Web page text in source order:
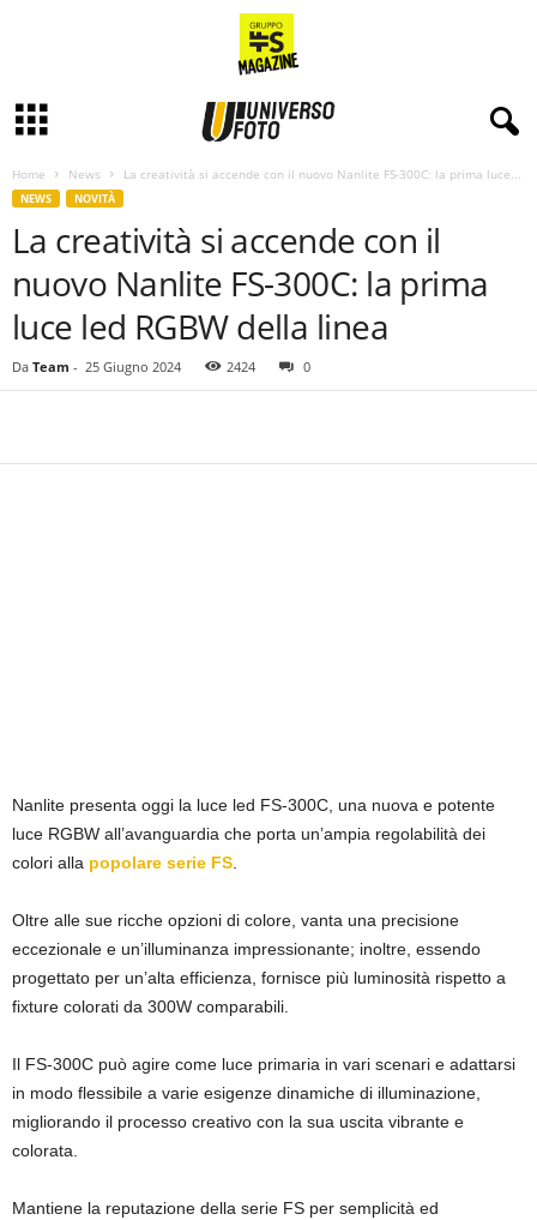
Home News La creatività si accende con il nuovo Nanlite FS-300C: la prima luce...
NEWS NOVITÀ
La creatività si accende con il
nuovo Nanlite FS-300C: la prima
luce led RGBW della linea
Da Team - 25 Giugno 2024 2424 0
Nanlite presenta oggi la luce led FS-300C, una nuova e potente
luce RGBW all’avanguardia che porta un’ampia regolabilità dei
colori alla popolare serie FS.
Oltre alle sue ricche opzioni di colore, vanta una precisione
eccezionale e un’illuminanza impressionante; inoltre, essendo
progettato per un’alta efficienza, fornisce più luminosità rispetto a
fixture colorati da 300W comparabili.
Il FS-300C può agire come luce primaria in vari scenari e adattarsi
in modo flessibile a varie esigenze dinamiche di illuminazione,
migliorando il processo creativo con la sua uscita vibrante e
colorata.
Mantiene la reputazione della serie FS per semplicità ed